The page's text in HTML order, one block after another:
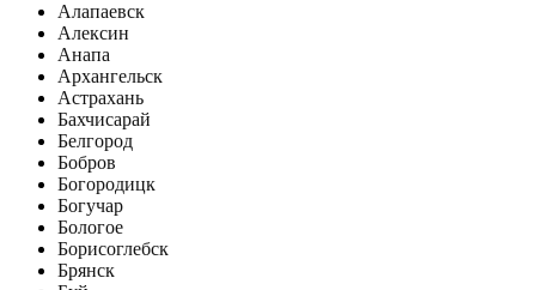
Алапаевск
Алексин
Анапа
Архангельск
Астрахань
Бахчисарай
Белгород
Бобров
Богородицк
Богучар
Бологое
Борисоглебск
Брянск